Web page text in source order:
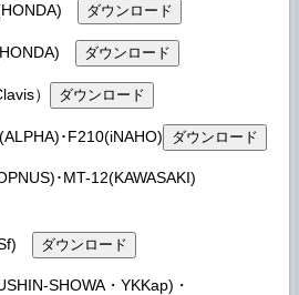
）
･F210(iNAHO)
･MT-12(KAWASAKI)
SHOWA・YKKap)・